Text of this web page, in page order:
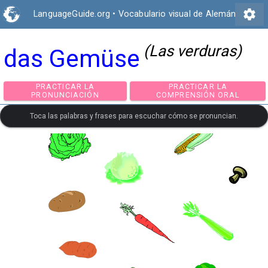
LanguageGuide.org • Vocabulario visual de Alemán settings
das Gemüse (Las verduras)
PRACTICAR LA
PRONUNCIACIÓN
PRACTICAR LA
COMPRENSIÓN
Toca las palabras y frases para escuchar cómo se pronuncian.